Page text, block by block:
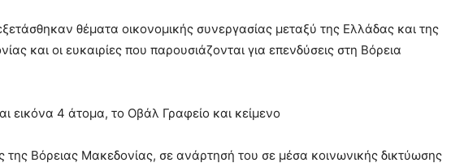
θέματα οικονομικής συνεργασίας μεταξύ της Ελλάδας και της
και οι ευκαιρίες που παρουσιάζονται για επενδύσεις στη Βόρεια
Βόρειας Μακεδονίας, σε ανάρτησή του σε μέσα κοινωνικής δικτύωσης